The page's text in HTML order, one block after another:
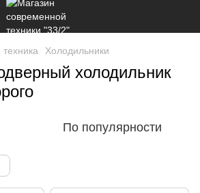
Холодильники
холодильник
По популярности